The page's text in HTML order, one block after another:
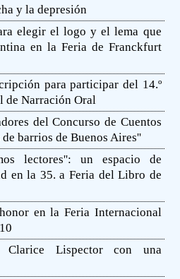
y la depresión
elegir el logo y el lema que
en la Feria de Franckfurt
para participar del 14.º
de Narración Oral
del Concurso de Cuentos
barrios de Buenos Aires''
lectores'': un espacio de
en la 35. a Feria del Libro de
en la Feria Internacional
Clarice Lispector con una